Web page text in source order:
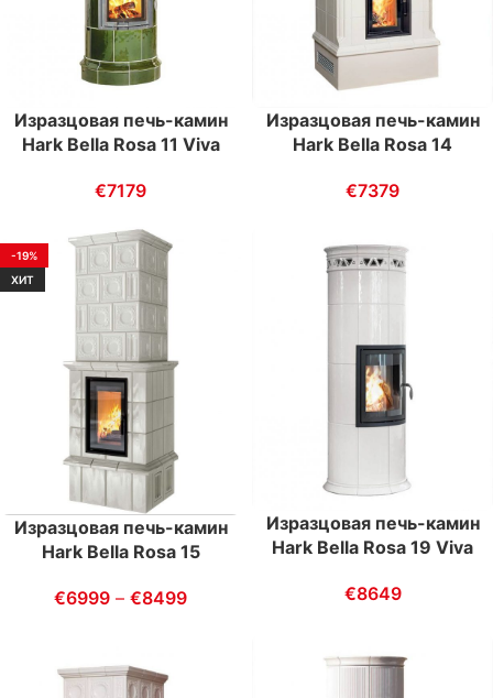
Изразцовая печь-камин
Hark Bella Rosa 11 Viva
€7179
Изразцовая печь-камин
Hark Bella Rosa 14
€7379
-19%
ХИТ
Изразцовая печь-камин
Hark Bella Rosa 15
€6999 – €8499
Изразцовая печь-камин
Hark Bella Rosa 19 Viva
€8649